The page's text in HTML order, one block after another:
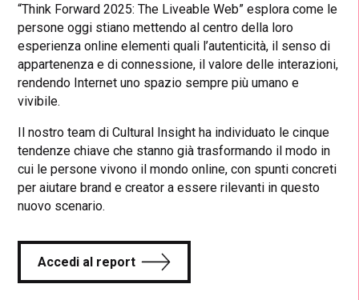
“Think Forward 2025: The Liveable Web” esplora come le
persone oggi stiano mettendo al centro della loro
esperienza online elementi quali l’autenticità, il senso di
appartenenza e di connessione, il valore delle interazioni,
rendendo Internet uno spazio sempre più umano e
vivibile.
Il nostro team di Cultural Insight ha individuato le cinque
tendenze chiave che stanno già trasformando il modo in
cui le persone vivono il mondo online, con spunti concreti
per aiutare brand e creator a essere rilevanti in questo
nuovo scenario.
Accedi al report